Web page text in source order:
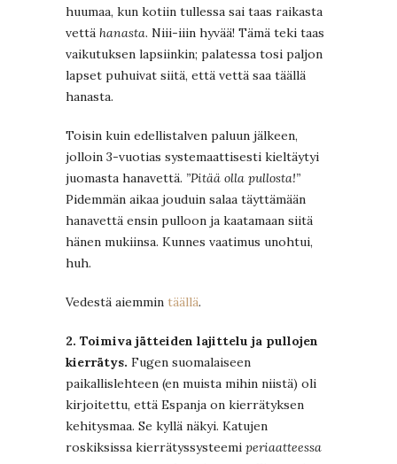
huumaa, kun kotiin tullessa sai taas raikasta
vettä hanasta. Niii-iiin hyvää! Tämä teki taas
vaikutuksen lapsiinkin; palatessa tosi paljon
lapset puhuivat siitä, että vettä saa täällä
hanasta.
Toisin kuin edellistalven paluun jälkeen,
jolloin 3-vuotias systemaattisesti kieltäytyi
juomasta hanavettä. ”Pitää olla pullosta!”
Pidemmän aikaa jouduin salaa täyttämään
hanavettä ensin pulloon ja kaatamaan siitä
hänen mukiinsa. Kunnes vaatimus unohtui,
huh.
Vedestä aiemmin täällä.
2. Toimiva jätteiden lajittelu ja pullojen
kierrätys. Fugen suomalaiseen
paikallislehteen (en muista mihin niistä) oli
kirjoitettu, että Espanja on kierrätyksen
kehitysmaa. Se kyllä näkyi. Katujen
roskiksissa kierrätyssysteemi periaatteessa